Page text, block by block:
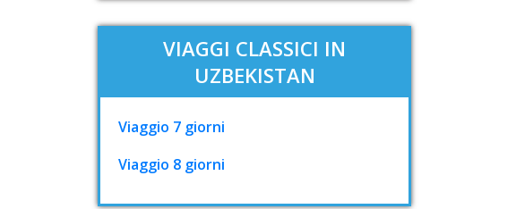
VIAGGI CLASSICI IN
UZBEKISTAN
Viaggio 7 giorni
Viaggio 8 giorni